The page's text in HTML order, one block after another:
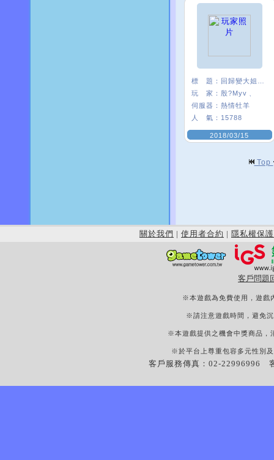
標 題：
玩 家： 殷?Myv﹑
伺服器： 熱情牡羊
人 氣： 15788
2018/03/15
Top
關於我們 | 使用者合約 | 隱私權保護
客戶問題
※本遊戲為免費使用，遊戲
※請注意遊戲時間，避免
※本遊戲提供之機會中獎商品，
※於平台上尊重包容多元性別
客戶服務傳真：02-22996996